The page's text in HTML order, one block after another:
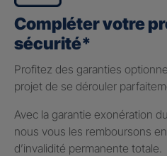
Compléter votre
sécurité*
Profitez des garanties
projet de se dérouler
Avec la garantie exonération
nous vous les remboursons
d’invalidité permanente totale.